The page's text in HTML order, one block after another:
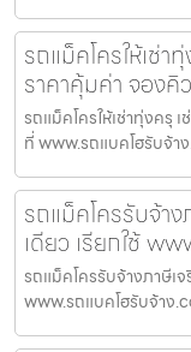
รถแม็คโครให้เช่
ราคาคุ้มค่า จอง
รถแม็คโครให้เช่าทุ่งครุ
ที่ www.รถแบคโฮรับจ้า
รถแม็คโครรับจ้า
เดียว เรียกใช้
รถแม็คโครรับจ้างภาษีเ
www.รถแบคโฮรับจ้าง